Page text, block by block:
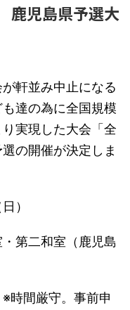
児島県予選大
軒並み中止になる
達の為に全国規模
実現した大会「全
の開催が決定しま
）
第二和室（鹿児島
時間厳守。事前申